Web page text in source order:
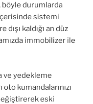
böyle durumlarda
sistemi
dışı kaldığı an düz
immobilizer ile
ve yedekleme
kumandalarınızı
eski